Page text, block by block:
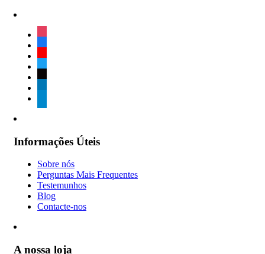
Informações Úteis
Sobre nós
Perguntas Mais Frequentes
Testemunhos
Blog
Contacte-nos
A nossa loja